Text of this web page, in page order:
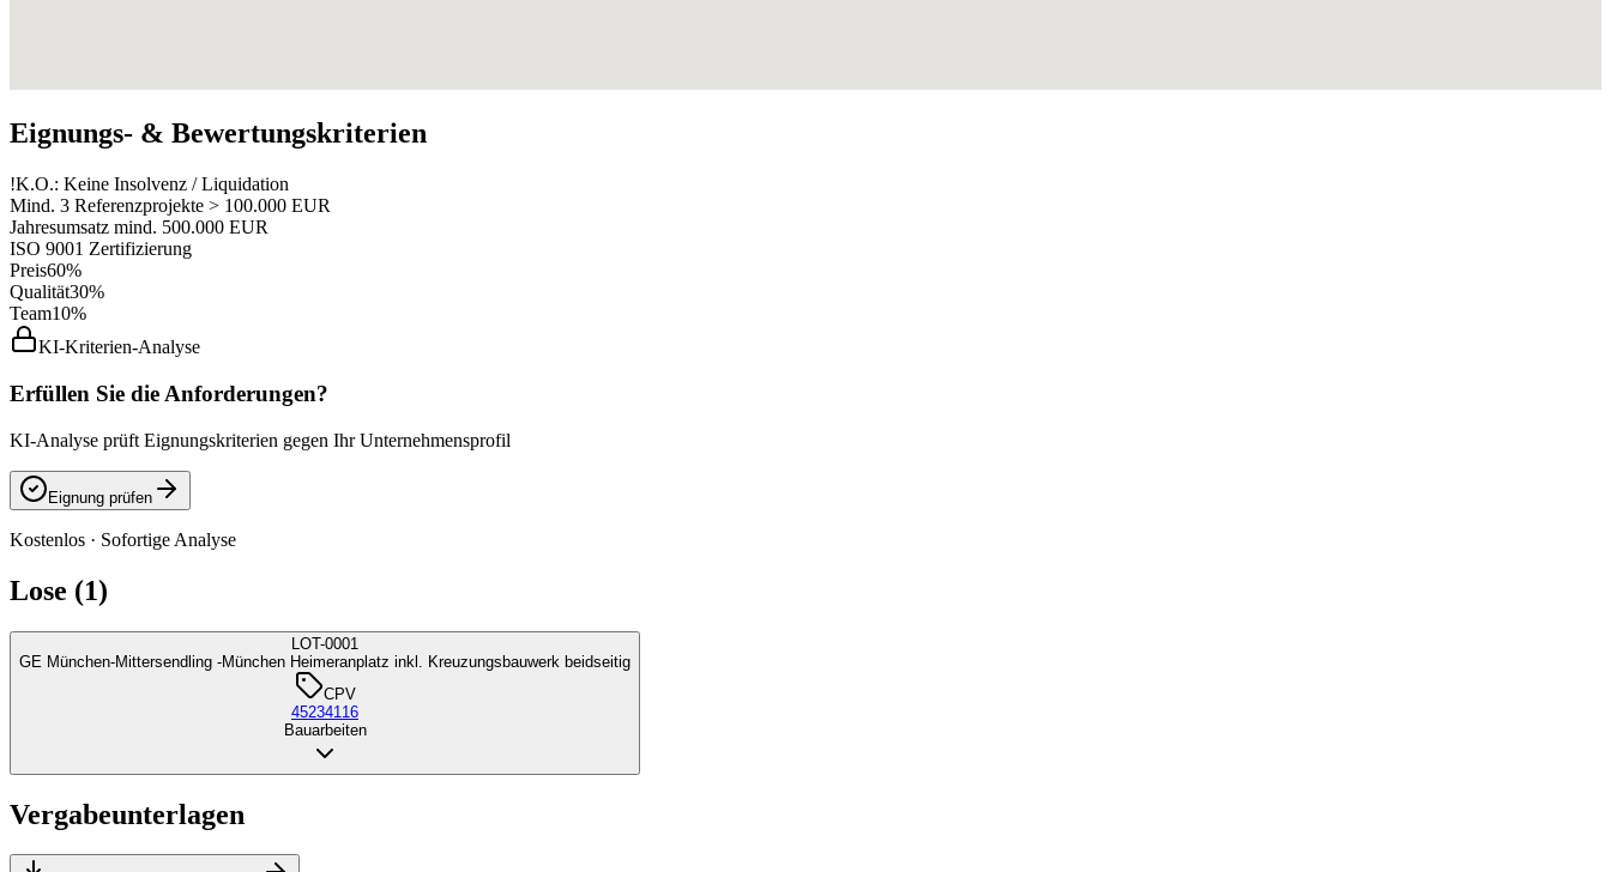
Eignungs- & Bewertungskriterien
!K.O.: Keine Insolvenz / Liquidation
Mind. 3 Referenzprojekte > 100.000 EUR
Jahresumsatz mind. 500.000 EUR
ISO 9001 Zertifizierung
Preis60%
Qualität30%
Team10%
KI-Kriterien-Analyse
Erfüllen Sie die Anforderungen?
KI-Analyse prüft Eignungskriterien gegen Ihr Unternehmensprofil
Eignung prüfen
Kostenlos · Sofortige Analyse
Lose (1)
LOT-0001
GE München-Mittersendling -München Heimeranplatz inkl. Kreuzungsbauwerk beidseitig
CPV
45234116
Bauarbeiten
Vergabeunterlagen